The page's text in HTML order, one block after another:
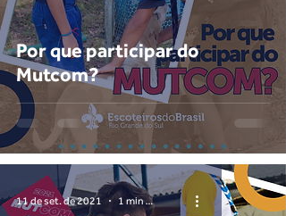
Por que participar do
Mutcom?
11 de set. de 2021 1 min de leitura